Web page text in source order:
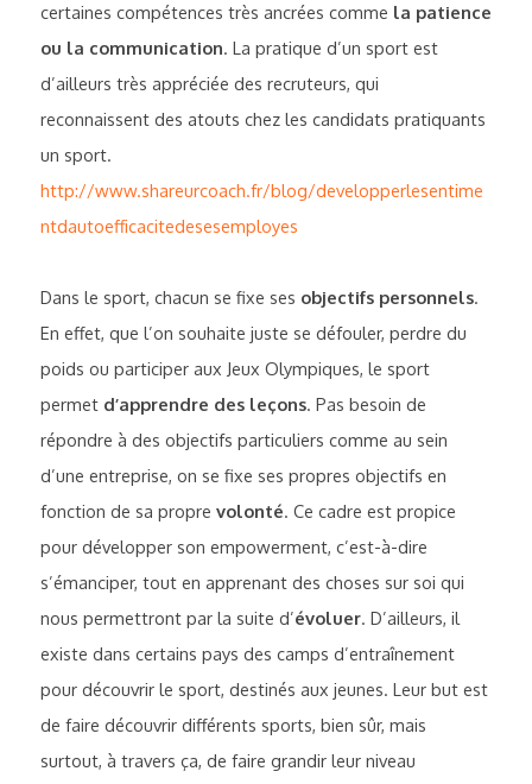
certaines compétences très ancrées comme la patience
ou la communication. La pratique d’un sport est
d’ailleurs très appréciée des recruteurs, qui
reconnaissent des atouts chez les candidats pratiquants
http://www.shareurcoach.fr/blog/developperlesentime
ntdautoefficacitedesesemployes
Dans le sport, chacun se fixe ses objectifs personnels.
En effet, que l’on souhaite juste se défouler, perdre du
poids ou participer aux Jeux Olympiques, le sport
permet d’apprendre des leçons. Pas besoin de
répondre à des objectifs particuliers comme au sein
d’une entreprise, on se fixe ses propres objectifs en
fonction de sa propre volonté. Ce cadre est propice
pour développer son empowerment, c’est-à-dire
s’émanciper, tout en apprenant des choses sur soi qui
nous permettront par la suite d’évoluer. D’ailleurs, il
existe dans certains pays des camps d’entraînement
pour découvrir le sport, destinés aux jeunes. Leur but est
de faire découvrir différents sports, bien sûr, mais
surtout, à travers ça, de faire grandir leur niveau